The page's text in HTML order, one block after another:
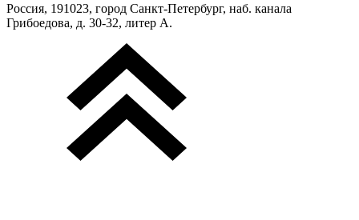
Россия, 191023, город Санкт-Петербург, наб. канала
Грибоедова, д. 30-32, литер А.